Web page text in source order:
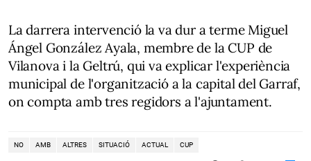
La darrera intervenció la va dur a terme Miguel
Ángel González Ayala, membre de la CUP de
Vilanova i la Geltrú, qui va explicar l'experiència
municipal de l'organització a la capital del Garraf,
on compta amb tres regidors a l'ajuntament.
NO AMB ALTRES SITUACIÓ ACTUAL CUP